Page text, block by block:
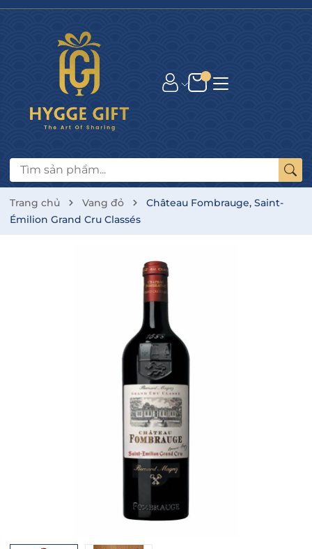
Trang chủ Vang đỏ
Château Fombrauge, Saint-
Émilion Grand Cru Classés